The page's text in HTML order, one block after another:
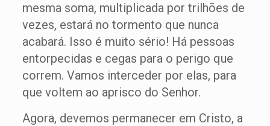
mesma soma, multiplicada por trilhões de
vezes, estará no tormento que nunca
acabará. Isso é muito sério! Há pessoas
entorpecidas e cegas para o perigo que
correm. Vamos interceder por elas, para
que voltem ao aprisco do Senhor.
Agora, devemos permanecer em Cristo, a